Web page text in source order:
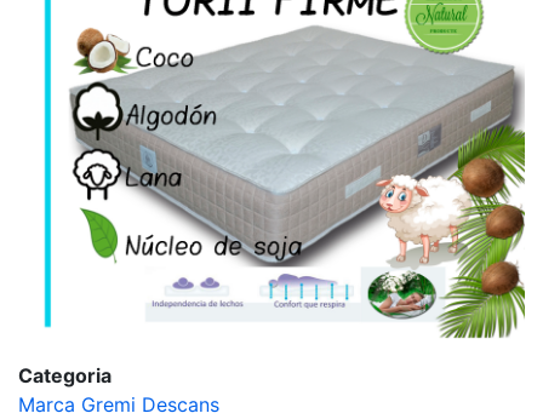
Categoria
Marca Gremi Descans